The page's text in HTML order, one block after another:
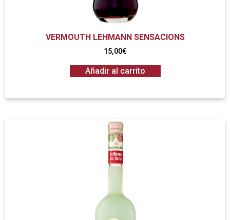
VERMOUTH LEHMANN SENSACIONS
15,00€
Añadir al carrito